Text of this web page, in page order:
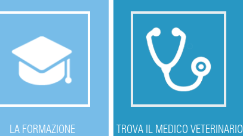
LA FORMAZIONE TROVA IL MEDICO VETERINARIO